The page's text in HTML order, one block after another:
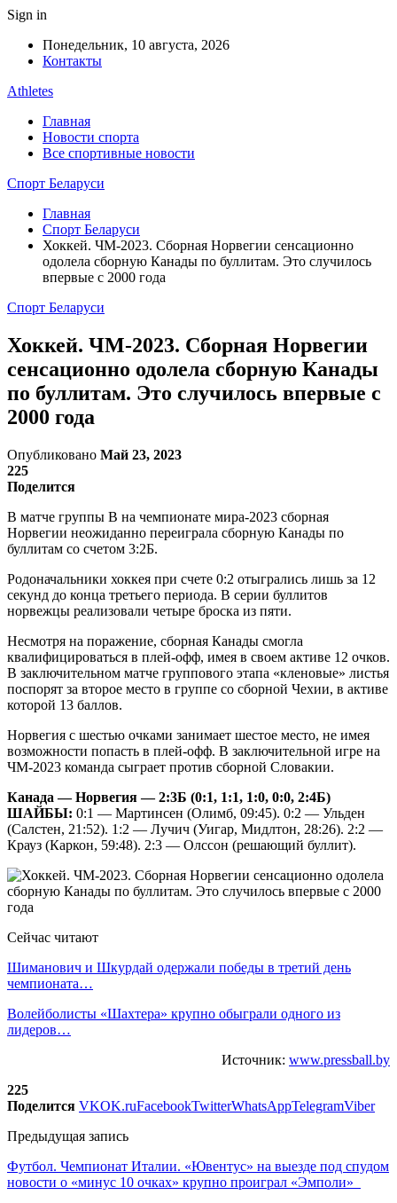
Sign in
Понедельник, 10 августа, 2026
Контакты
Athletes
Главная
Новости спорта
Все спортивные новости
Спорт Беларуси
Главная
Спорт Беларуси
Хоккей. ЧМ-2023. Сборная Норвегии сенсационно
одолела сборную Канады по буллитам. Это случилось
впервые с 2000 года
Спорт Беларуси
Хоккей. ЧМ-2023. Сборная Норвегии
сенсационно одолела сборную Канады
по буллитам. Это случилось впервые с
2000 года
Опубликовано Май 23, 2023
225
Поделится
В матче группы В на чемпионате мира-2023 сборная
Норвегии неожиданно переиграла сборную Канады по
буллитам со счетом 3:2Б.
Родоначальники хоккея при счете 0:2 отыгрались лишь за 12
секунд до конца третьего периода. В серии буллитов
норвежцы реализовали четыре броска из пяти.
Несмотря на поражение, сборная Канады смогла
квалифицироваться в плей-офф, имея в своем активе 12 очков.
В заключительном матче группового этапа «кленовые» листья
поспорят за второе место в группе со сборной Чехии, в активе
которой 13 баллов.
Норвегия с шестью очками занимает шестое место, не имея
возможности попасть в плей-офф. В заключительной игре на
ЧМ-2023 команда сыграет против сборной Словакии.
Канада — Норвегия — 2:3Б (0:1, 1:1, 1:0, 0:0, 2:4Б)
ШАЙБЫ: 0:1 — Мартинсен (Олимб, 09:45). 0:2 — Ульден
(Салстен, 21:52). 1:2 — Лучич (Уигар, Мидлтон, 28:26). 2:2 —
Крауз (Каркон, 59:48). 2:3 — Олссон (решающий буллит).
Сейчас читают
Шиманович и Шкурдай одержали победы в третий день
чемпионата…
Волейболисты «Шахтера» крупно обыграли одного из
лидеров…
Источник: www.pressball.by
225
Поделится VKOK.ruFacebookTwitterWhatsAppTelegramViber
Предыдущая запись
Футбол. Чемпионат Италии. «Ювентус» на выезде под спудом
новости о «минус 10 очках» крупно проиграл «Эмполи»